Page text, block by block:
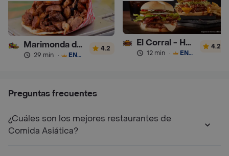
Marimonda del Mono
29 min · ENVÍO GRATIS
4.2
El Corral - Hamburguesa
12 min · ENVÍO GRATIS
4.2
Preguntas frecuentes
¿Cuáles son los mejores restaurantes de
Comida Asiática?